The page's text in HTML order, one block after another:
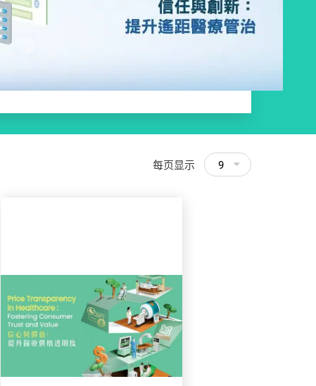
每页显示 9